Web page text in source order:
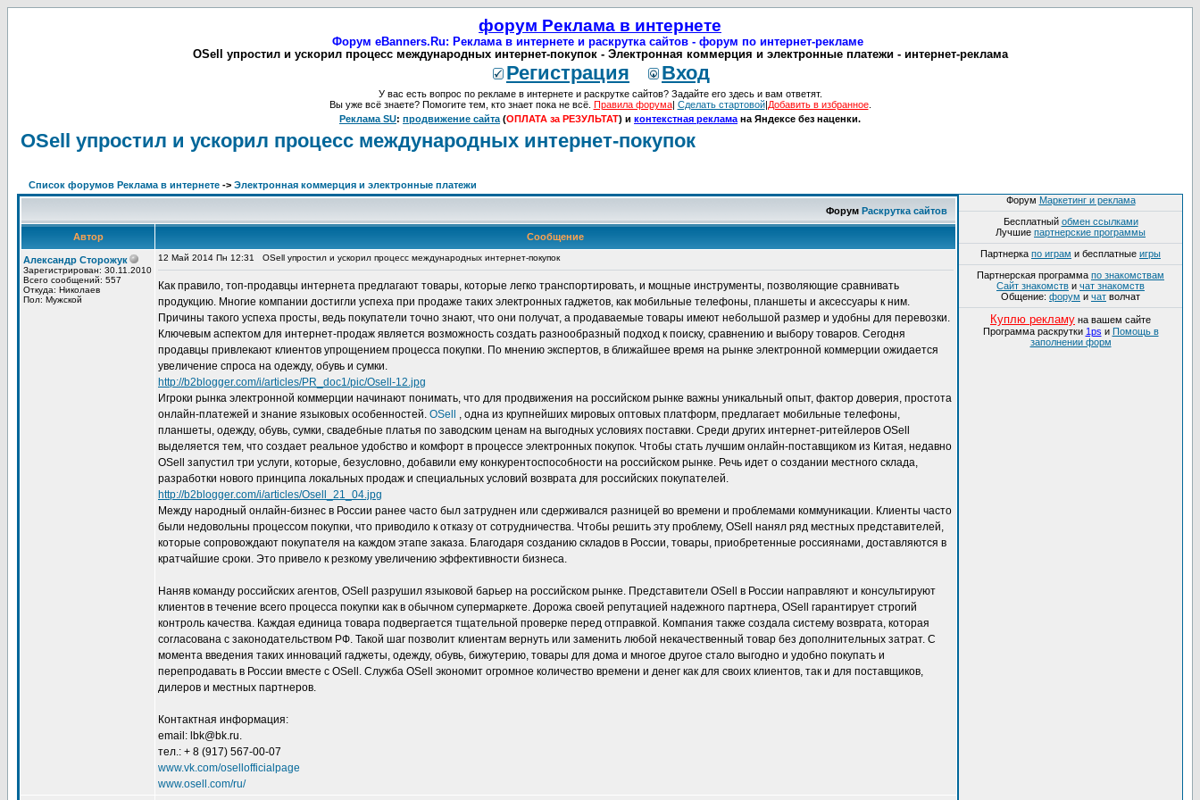
форум Реклама в интернете
Форум eBanners.Ru: Реклама в интернете и раскрутка сайтов - форум по интернет-рекламе
OSell упростил и ускорил процесс международных интернет-покупок - Электронная коммерция и электронные платежи - интернет-реклама
Регистрация Вход
У вас есть вопрос по рекламе в интернете и раскрутке сайтов? Задайте его здесь и вам ответят.
Вы уже всё знаете? Помогите тем, кто знает пока не всё. Правила форума| Сделать стартовой|Добавить в избранное.
Реклама SU: продвижение сайта (ОПЛАТА за РЕЗУЛЬТАТ) и контекстная реклама на Яндексе без наценки.
OSell упростил и ускорил процесс международных интернет-покупок
Список форумов Реклама в интернете -> Электронная коммерция и электронные платежи
Форум Раскрутка сайтов
Автор Сообщение
Александр Сторожук
Зарегистрирован: 30.11.2010
Всего сообщений: 557
Откуда: Николаев
Пол: Мужской
12 Май 2014 Пн 12:31 OSell упростил и ускорил процесс международных интернет-покупок
Как правило, топ-продавцы интернета предлагают товары, которые легко транспортировать, и мощные инструменты, позволяющие сравнивать
продукцию. Многие компании достигли успеха при продаже таких электронных гаджетов, как мобильные телефоны, планшеты и аксессуары к ним.
Причины такого успеха просты, ведь покупатели точно знают, что они получат, а продаваемые товары имеют небольшой размер и удобны для перевозки.
Ключевым аспектом для интернет-продаж является возможность создать разнообразный подход к поиску, сравнению и выбору товаров. Сегодня
продавцы привлекают клиентов упрощением процесса покупки. По мнению экспертов, в ближайшее время на рынке электронной коммерции ожидается
увеличение спроса на одежду, обувь и сумки.
http://b2blogger.com/i/articles/PR_doc1/pic/Osell-12.jpg
Игроки рынка электронной коммерции начинают понимать, что для продвижения на российском рынке важны уникальный опыт, фактор доверия, простота
онлайн-платежей и знание языковых особенностей. OSell
, одна из крупнейших мировых оптовых платформ, предлагает мобильные телефоны,
планшеты, одежду, обувь, сумки, свадебные платья по заводским ценам на выгодных условиях поставки. Среди других интернет-ритейлеров OSell
выделяется тем, что создает реальное удобство и комфорт в процессе электронных покупок. Чтобы стать лучшим онлайн-поставщиком из Китая, недавно
OSell запустил три услуги, которые, безусловно, добавили ему конкурентоспособности на российском рынке. Речь идет о создании местного склада,
разработки нового принципа локальных продаж и специальных условий возврата для российских покупателей.
http://b2blogger.com/i/articles/Osell_21_04.jpg
Между народный онлайн-бизнес в России ранее часто был затруднен или сдерживался разницей во времени и проблемами коммуникации. Клиенты часто
были недовольны процессом покупки, что приводило к отказу от сотрудничества. Чтобы решить эту проблему, OSell нанял ряд местных представителей,
которые сопровождают покупателя на каждом этапе заказа. Благодаря созданию складов в России, товары, приобретенные россиянами, доставляются в
кратчайшие сроки. Это привело к резкому увеличению эффективности бизнеса.
Наняв команду российских агентов, OSell разрушил языковой барьер на российском рынке. Представители OSell в России направляют и консультируют
клиентов в течение всего процесса покупки как в обычном супермаркете. Дорожа своей репутацией надежного партнера, OSell гарантирует строгий
контроль качества. Каждая единица товара подвергается тщательной проверке перед отправкой. Компания также создала систему возврата, которая
согласована с законодательством РФ. Такой шаг позволит клиентам вернуть или заменить любой некачественный товар без дополнительных затрат. С
момента введения таких инноваций гаджеты, одежду, обувь, бижутерию, товары для дома и многое другое стало выгодно и удобно покупать и
перепродавать в России вместе с OSell. Служба OSell экономит огромное количество времени и денег как для своих клиентов, так и для поставщиков,
дилеров и местных партнеров.
Контактная информация:
email: lbk@bk.ru.
тел.: + 8 (917) 567-00-07
www.vk.com/osellofficialpage
www.osell.com/ru/
Форум Маркетинг и реклама
Бесплатный обмен ссылками
Лучшие партнерские программы
Партнерка по играм и бесплатные игры
Партнерская программа по знакомствам
Сайт знакомств и чат знакомств
Общение: форум и чат волчат
Куплю рекламу на вашем сайте
Программа раскрутки 1ps и Помощь в
заполнении форм